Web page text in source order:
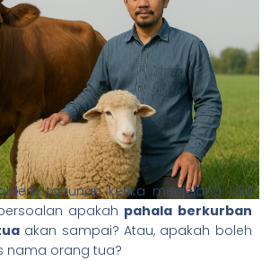
tahunan ketika menjelang Idul
apakah pahala berkurban
akan sampai? Atau, apakah boleh
nama orang tua?